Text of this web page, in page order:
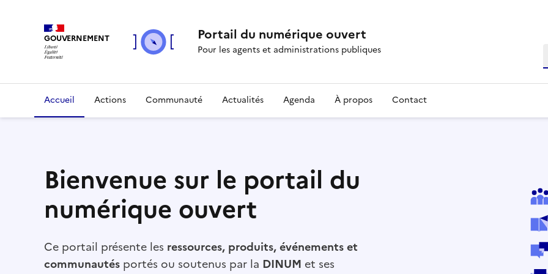
GOUVERNEMENT Portail du numérique ouvert
Pour les agents et administrations publiques
Accueil Actions Communauté Actualités Agenda À propos Contact
Bienvenue sur le portail du
numérique ouvert
Ce portail présente les ressources, produits, événements et
communautés portés ou soutenus par la DINUM et ses